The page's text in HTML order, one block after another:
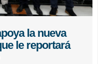
la nueva
le reportará